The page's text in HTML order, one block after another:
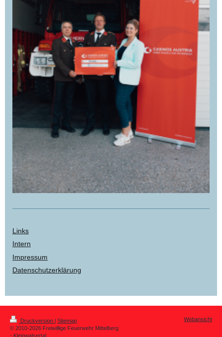
Links
Intern
Impressum
Datenschutzerklärung
Druckversion | Sitemap
© 2010-2026 Freiwillige Feuerwehr Mittelberg
- Kleinwalsertal
Webansicht